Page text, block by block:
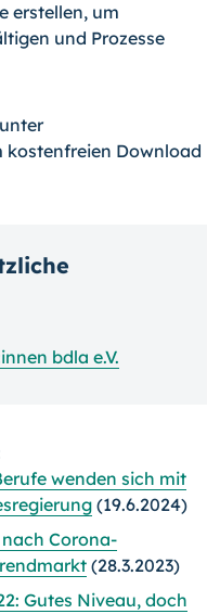
erstellen, um
und Prozesse
kostenfreien Download
bdla e.V.
wenden sich mit
(19.6.2024)
Corona-
(28.3.2023)
Gutes Niveau, doch